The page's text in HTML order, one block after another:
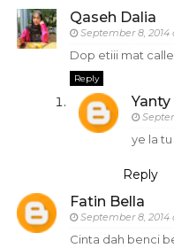
Qaseh Dalia
September 8, 2014
Dop etiii mat
Reply
Yanty
ye la
Reply
Fatin Bella
September 8, 2014
Cinta dah benci